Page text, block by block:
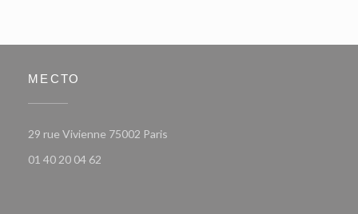
МЕСТО
29 rue Vivienne 75002 Paris
01 40 20 04 62